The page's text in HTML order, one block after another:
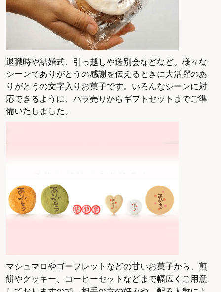
退職時や結婚式、引っ越しや送別会などなど。様々な
シーンでありがとうの感謝を伝えるときに大活躍のあ
りがとうの文字入りお菓子です。いろんなシーンに対
応できるように、バラ売りからギフトセットまでご準
備いたしました。
マシュマロやゴーフレットなどの甘いお菓子から、煎
餅やクッキー、コーヒーセットなどまで幅広くご用意